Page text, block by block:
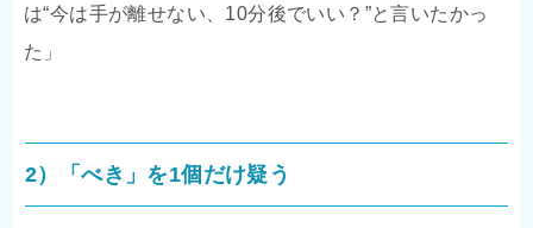
は“今は手が離せない、10分後でいい？”と言いたかっ
た」
2）「べき」を1個だけ疑う